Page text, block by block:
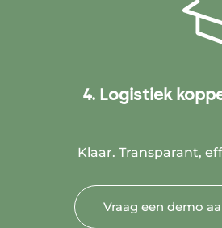
4. Logistiek
Klaar. Transparant,
Vraag een demo